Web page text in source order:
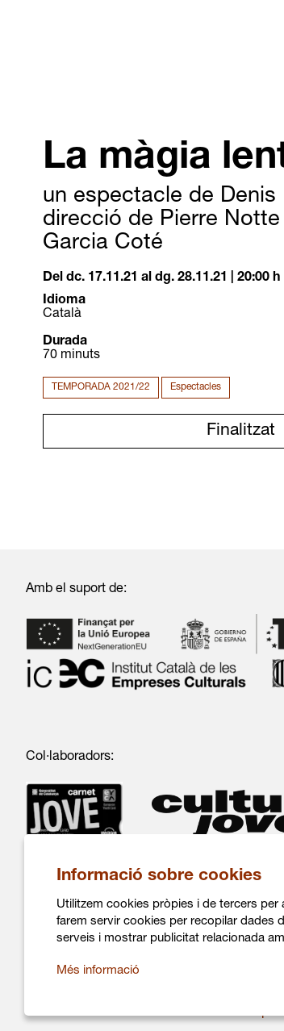
La màgia
un espectacle de Denis
direcció de Pierre
Garcia Coté
Del dc. 17.11.21 al dg. 28.11.21 |20:00 h
Idioma
Català
Durada
70 minuts
TEMPORADA 2021/22 Espectacles
Finalitzat
Amb el suport de:
Col·laboradors:
08004 Barcelona
Informació sobre cookies
Utilitzem cookies pròpies i de tercers per
farem servir cookies per recopilar dades
serveis i mostrar publicitat relacionada
Més informació